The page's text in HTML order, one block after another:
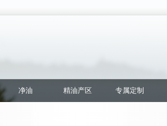
净油 精油产区 专属定制